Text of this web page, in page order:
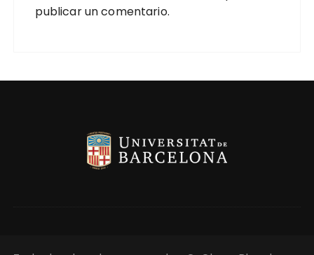
publicar un comentario.